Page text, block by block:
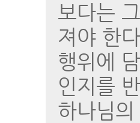
보다는
져야 한
행위에
인지를
하나님